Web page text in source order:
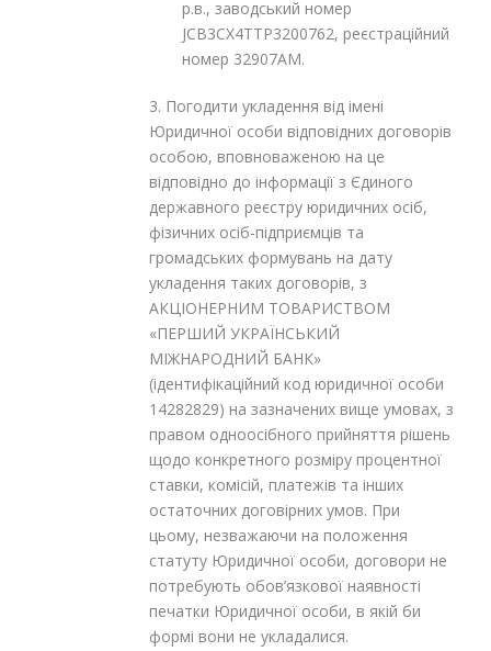
р.в., заводський номер
JCB3CX4TTP3200762, реєстраційний
номер 32907AM.
3. Погодити укладення від імені
Юридичної особи відповідних договорів
особою, вповноваженою на це
відповідно до інформації з Єдиного
державного реєстру юридичних осіб,
фізичних осіб-підприємців та
громадських формувань на дату
укладення таких договорів, з
АКЦІОНЕРНИМ ТОВАРИСТВОМ
«ПЕРШИЙ УКРАЇНСЬКИЙ
МІЖНАРОДНИЙ БАНК»
(ідентифікаційний код юридичної особи
14282829) на зазначених вище умовах, з
правом одноосібного прийняття рішень
щодо конкретного розміру процентної
ставки, комісій, платежів та інших
остаточних договірних умов. При
цьому, незважаючи на положення
статуту Юридичної особи, договори не
потребують обов’язкової наявності
печатки Юридичної особи, в якій би
формі вони не укладалися.